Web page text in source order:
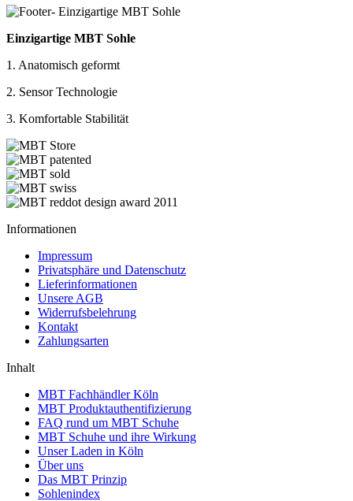
Einzigartige MBT Sohle
1. Anatomisch geformt
2. Sensor Technologie
3. Komfortable Stabilität
Informationen
Impressum
Privatsphäre und Datenschutz
Lieferinformationen
Unsere AGB
Widerrufsbelehrung
Kontakt
Zahlungsarten
Inhalt
MBT Fachhändler Köln
MBT Produktauthentifizierung
FAQ rund um MBT Schuhe
MBT Schuhe und ihre Wirkung
Unser Laden in Köln
Über uns
Das MBT Prinzip
Sohlenindex